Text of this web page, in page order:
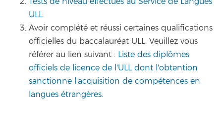
ULL.
Avoir complété et réussi certaines qualifications
officielles du baccalauréat ULL. Veuillez vous
référer au lien suivant : Liste des diplômes
officiels de licence de l'ULL dont l'obtention
sanctionne l'acquisition de compétences en
langues étrangères.